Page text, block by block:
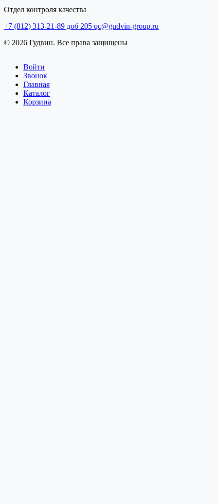
Отдел контроля качества
+7 (812) 313-21-89 доб 205 qc@gudvin-group.ru
© 2026 Гудвин. Все права защищены
Войти
Звонок
Главная
Каталог
Корзина